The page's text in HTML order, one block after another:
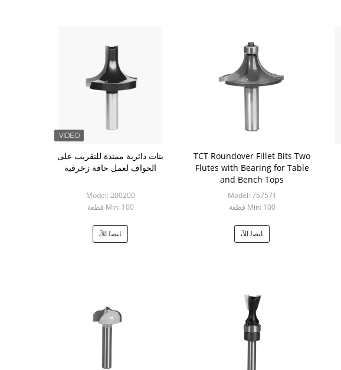
بتات دائرية ممتدة للتقريب على
الحواف لعمل حافة زخرفية
Model: 200200
Min: 100 قطعة
ﺎﺘﺼﻟ ﺍﻶﻧ
TCT Roundover Fillet Bits Two
Flutes with Bearing for Table
and Bench Tops
Model: 757571
Min: 100 قطعة
ﺎﺘﺼﻟ ﺍﻶﻧ